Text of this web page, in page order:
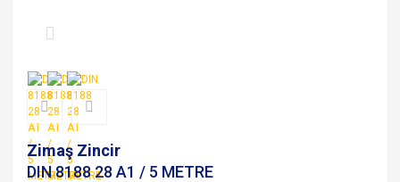
Zimaş Zincir
DIN 8188 28 A1 / 5 METRE